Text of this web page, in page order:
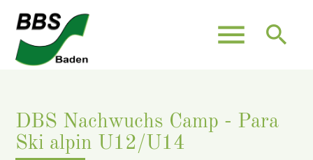
menu search
DBS Nachwuchs Camp - Para
Ski alpin U12/U14